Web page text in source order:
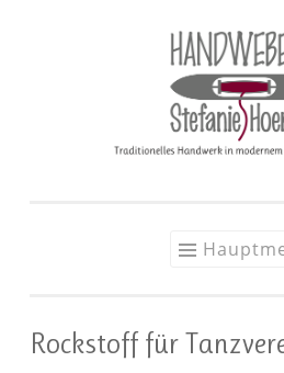
Rockstoff für